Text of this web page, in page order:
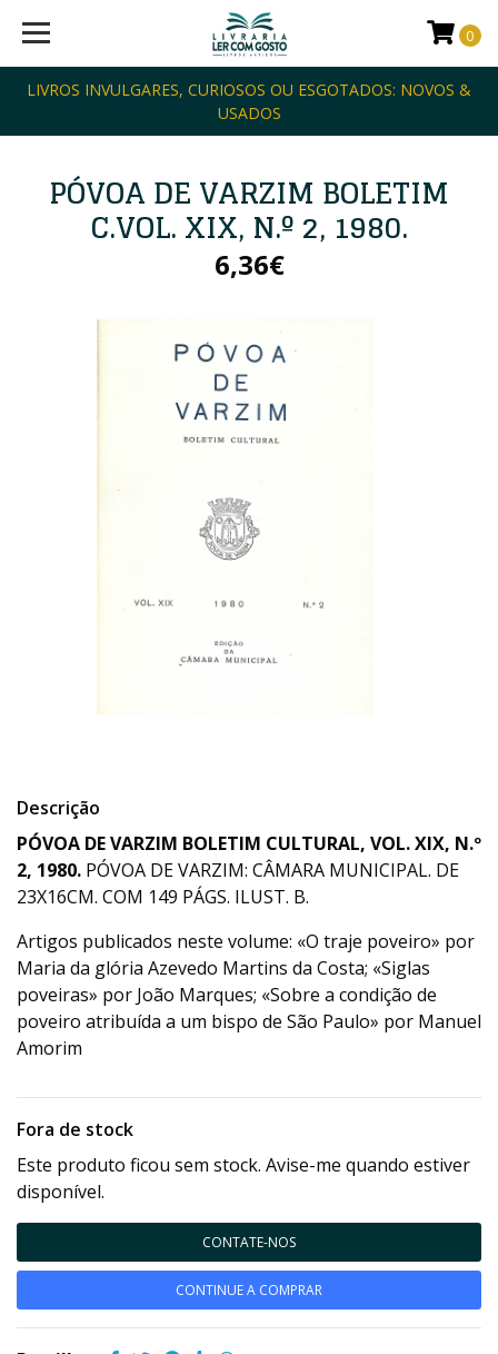
LIVROS INVULGARES, CURIOSOS OU ESGOTADOS: NOVOS &
USADOS
0
PÓVOA DE VARZIM BOLETIM
C.VOL. XIX, N.º 2, 1980.
6,36€
Descrição
PÓVOA DE VARZIM BOLETIM CULTURAL, VOL. XIX, N.º
2, 1980. PÓVOA DE VARZIM: CÂMARA MUNICIPAL. DE
23X16CM. COM 149 PÁGS. ILUST. B.
Artigos publicados neste volume: «O traje poveiro» por
Maria da glória Azevedo Martins da Costa; «Siglas
poveiras» por João Marques; «Sobre a condição de
poveiro atribuída a um bispo de São Paulo» por Manuel
Amorim
Fora de stock
Este produto ficou sem stock. Avise-me quando estiver
disponível.
CONTATE-NOS
CONTINUE A COMPRAR